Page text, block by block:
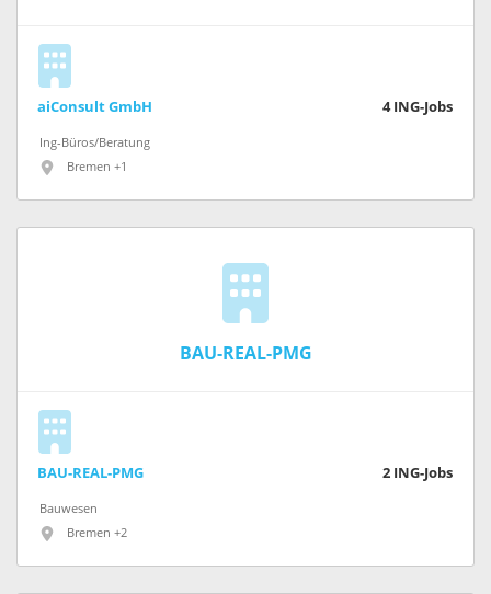
aiConsult GmbH 4 ING-Jobs
Ing-Büros/Beratung
Bremen +1
BAU-REAL-PMG
BAU-REAL-PMG 2 ING-Jobs
Bauwesen
Bremen +2